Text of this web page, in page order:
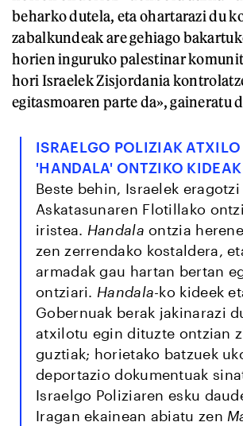
beharko dutela, eta ohartarazi du
zabalkundeak are gehiago
horien inguruko palestinar
hori Israelek Zisjordania
egitasmoaren parte da», gaineratu
ISRAELGO POLIZIAK
'HANDALA' ONTZIKO KIDEAK
Beste behin, Israelek
Askatasunaren Flotillako
iristea. Handalaontzia
zen zerrendako kostaldera,
armadak gau hartan bertan
ontziari. Handala-ko kideek
Gobernuak berak jakinarazi
atxilotu egin dituzte ontzian
guztiak; horietako batzuek
deportazio dokumentuak
Israelgo Poliziaren esku
Iragan ekainean abiatu zen